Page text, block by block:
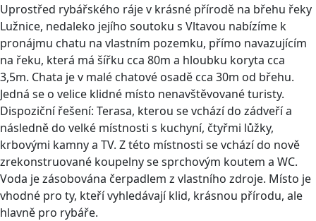
Uprostřed rybářského ráje v krásné přírodě na břehu řeky
Lužnice, nedaleko jejího soutoku s Vltavou nabízíme k
pronájmu chatu na vlastním pozemku, přímo navazujícím
na řeku, která má šířku cca 80m a hloubku koryta cca
3,5m. Chata je v malé chatové osadě cca 30m od břehu.
Jedná se o velice klidné místo nenavštěvované turisty.
Dispoziční řešení: Terasa, kterou se vchází do zádveří a
následně do velké místnosti s kuchyní, čtyřmi lůžky,
krbovými kamny a TV. Z této místnosti se vchází do nově
zrekonstruované koupelny se sprchovým koutem a WC.
Voda je zásobována čerpadlem z vlastního zdroje. Místo je
vhodné pro ty, kteří vyhledávají klid, krásnou přírodu, ale
hlavně pro rybáře.